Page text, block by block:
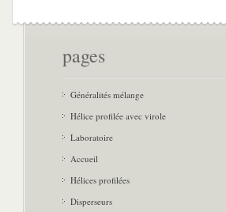
pages
Généralités mélange
Hélice profilée avec virole
Laboratoire
Accueil
Hélices profilées
Disperseurs